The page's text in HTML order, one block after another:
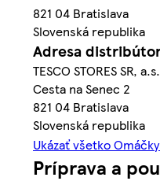
821 04 Bratislava
Slovenská republika
Adresa
TESCO STORES SR, a.s.
Cesta na Senec 2
821 04 Bratislava
Slovenská republika
Ukázať všetko
Príprava a